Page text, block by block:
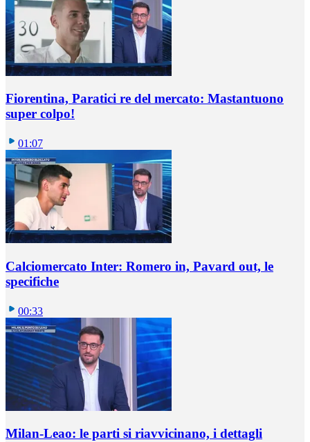
Fiorentina, Paratici re del mercato: Mastantuono
super colpo!
01:07
Calciomercato Inter: Romero in, Pavard out, le
specifiche
00:33
Milan-Leao: le parti si riavvicinano, i dettagli